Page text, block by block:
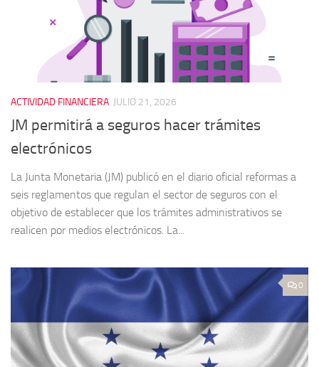
ACTIVIDAD FINANCIERA JULIO 21, 2026
JM permitirá a seguros hacer trámites
electrónicos
La Junta Monetaria (JM) publicó en el diario oficial reformas a
seis reglamentos que regulan el sector de seguros con el
objetivo de establecer que los trámites administrativos se
realicen por medios electrónicos. La...
0